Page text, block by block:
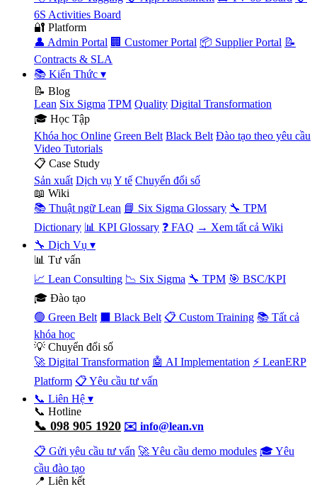
6S Activities Board
🔐 Platform
👤 Admin Portal 🏢 Customer Portal 📦 Supplier Portal 📝
Contracts & SLA
📚 Kiến Thức ▾
📝 Blog
Lean Six Sigma TPM Quality Digital Transformation
🎓 Học Tập
Khóa học Online Green Belt Black Belt Đào tạo theo yêu cầu
Video Tutorials
📋 Case Study
Sản xuất Dịch vụ Y tế Chuyển đổi số
📖 Wiki
📚 Thuật ngữ Lean 📘 Six Sigma Glossary 🔧 TPM
Dictionary 📊 KPI Glossary ❓ FAQ → Xem tất cả Wiki
🔧 Dịch Vụ ▾
📊 Tư vấn
📈 Lean Consulting 📉 Six Sigma 🔧 TPM 🎯 BSC/KPI
🎓 Đào tạo
🟢 Green Belt
⬛ Black Belt 📋 Custom Training 📚 Tất cả
khóa học
💡 Chuyển đổi số
🚀 Digital Transformation 🤖 AI Implementation ⚡ LeanERP
Platform 📋 Yêu cầu tư vấn
📞 Liên Hệ ▾
📞 Hotline
📞 098 905 1920 ✉️ info@lean.vn
📋 Gửi yêu cầu tư vấn 🚀 Yêu cầu demo modules 🎓 Yêu
cầu đào tạo
📍 Liên kết